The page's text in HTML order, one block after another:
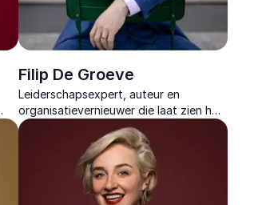
Filip De Groeve
Leiderschapsexpert, auteur en
organisatievernieuwer die laat zien hoe
trots, vertrouwen en open
communicatie sterke teams creëren.